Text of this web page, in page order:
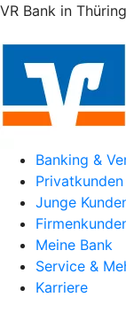
VR Bank in
Banking &
Privatkunden
Junge
Meine Bank
Service &
Karriere